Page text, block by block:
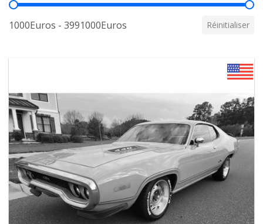
Prix
1000Euros - 3991000Euros Réinitialiser